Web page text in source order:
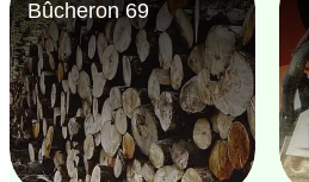
Bûcheron 69